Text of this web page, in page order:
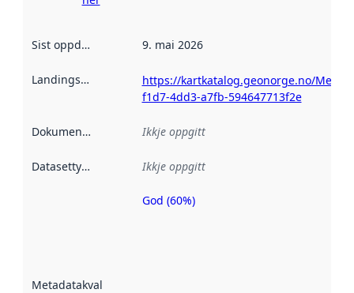
Sist oppdatert 9. mai 2026
Landingsside
https://kartkatalog.geonorge.no/
f1d7-4dd3-a7fb-594647713f2e
Dokumentasjon Ikkje oppgitt
Datasettype Ikkje oppgitt
Metadatakvalitet
Metadatakvalitet
God (60%)